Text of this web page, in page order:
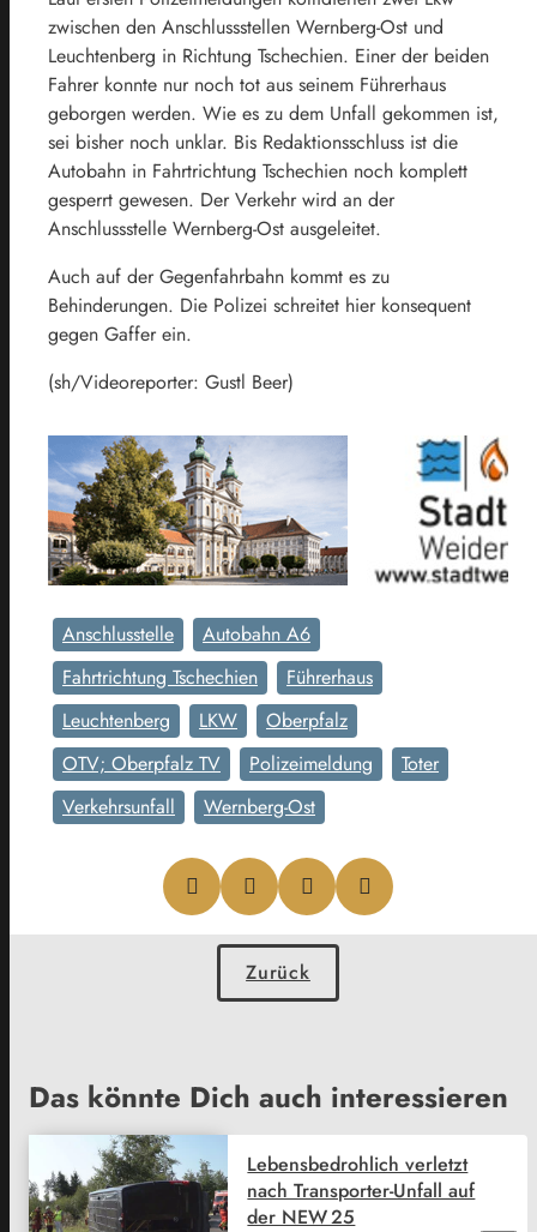
zwischen den Anschlussstellen Wernberg-Ost und
Leuchtenberg in Richtung Tschechien. Einer der beiden
Fahrer konnte nur noch tot aus seinem Führerhaus
geborgen werden. Wie es zu dem Unfall gekommen ist,
sei bisher noch unklar. Bis Redaktionsschluss ist die
Autobahn in Fahrtrichtung Tschechien noch komplett
gesperrt gewesen. Der Verkehr wird an der
Anschlussstelle Wernberg-Ost ausgeleitet.
Auch auf der Gegenfahrbahn kommt es zu
Behinderungen. Die Polizei schreitet hier konsequent
gegen Gaffer ein.
(sh/Videoreporter: Gustl Beer)
Anschlusstelle
Autobahn A6
Fahrtrichtung Tschechien
Führerhaus
Leuchtenberg
LKW
Oberpfalz
OTV; Oberpfalz TV
Polizeimeldung
Toter
Verkehrsunfall
Wernberg-Ost
Zurück
Das könnte Dich auch interessieren
Lebensbedrohlich verletzt
nach Transporter-Unfall auf
der NEW 25